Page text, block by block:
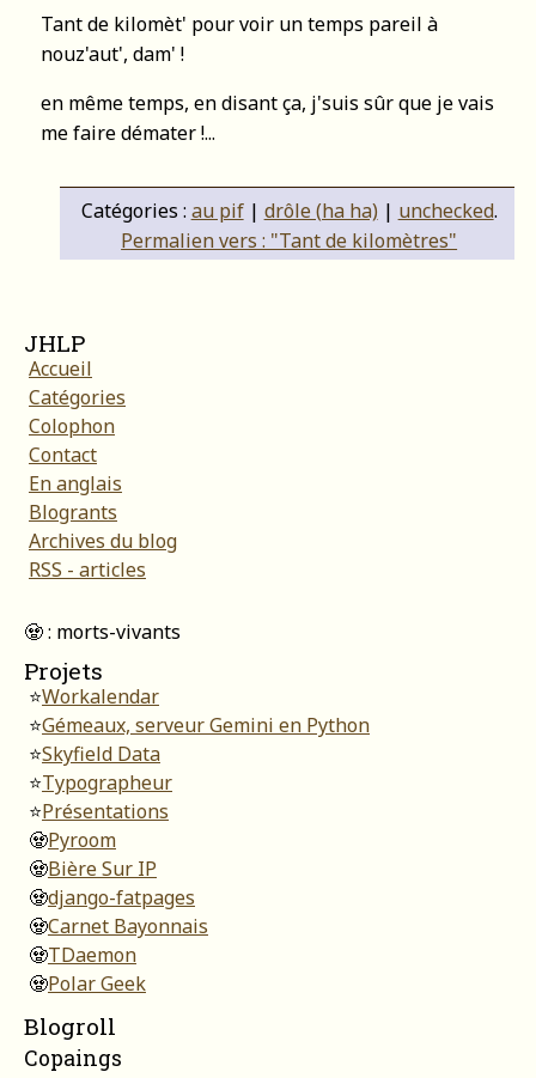
Tant de kilomèt' pour voir un temps pareil à
nouz'aut', dam' !
en même temps, en disant ça, j'suis sûr que je vais
me faire démater !...
Catégories : au pif| drôle (ha ha)| unchecked.
Permalien vers : "Tant de kilomètres"
JHLP
Accueil
Catégories
Colophon
Contact
En anglais
Blogrants
Archives du blog
RSS - articles
🧟 : morts-vivants
Projets
⭐Workalendar
⭐Gémeaux, serveur Gemini en Python
⭐Skyfield Data
⭐Typographeur
⭐Présentations
🧟Pyroom
🧟Bière Sur IP
🧟django-fatpages
🧟Carnet Bayonnais
🧟TDaemon
🧟Polar Geek
Blogroll
Copaings